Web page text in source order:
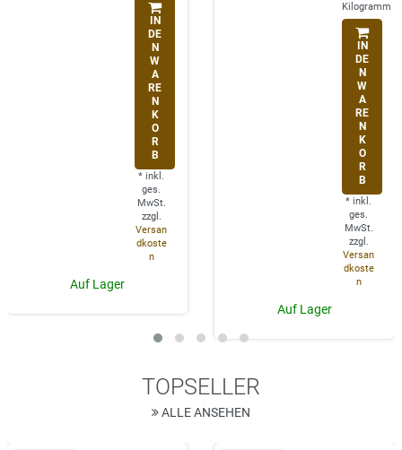
IN
DE
N
W
A
RE
N
K
O
R
B
* inkl.
ges.
MwSt.
zzgl.
Versan
dkoste
n
Auf Lager
Kilogramm
IN
DE
N
W
A
RE
N
K
O
R
B
* inkl.
ges.
MwSt.
zzgl.
Versan
dkoste
n
Auf Lager
TOPSELLER
ALLE ANSEHEN